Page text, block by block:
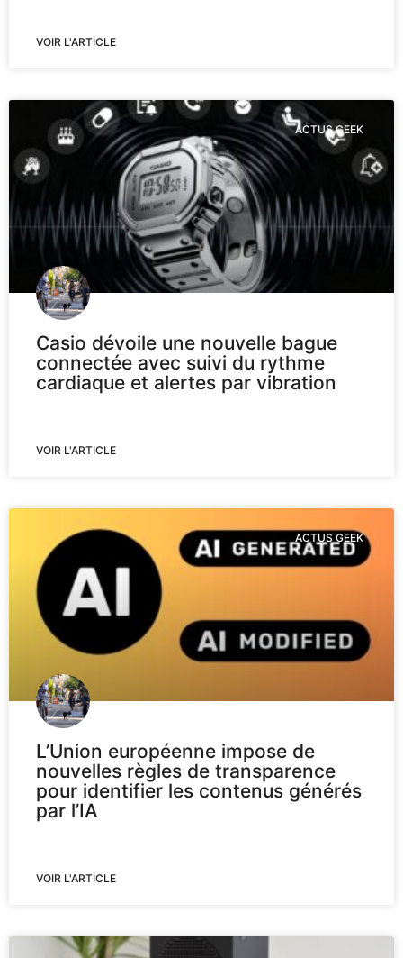
VOIR L'ARTICLE
ACTUS GEEK
Casio dévoile une nouvelle bague
connectée avec suivi du rythme
cardiaque et alertes par vibration
VOIR L'ARTICLE
ACTUS GEEK
L’Union européenne impose de
nouvelles règles de transparence
pour identifier les contenus générés
par l’IA
VOIR L'ARTICLE